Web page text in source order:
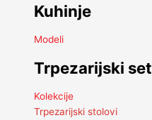
Kuhinje
Modeli
Trpezarijski set
Kolekcije
Trpezarijski stolovi